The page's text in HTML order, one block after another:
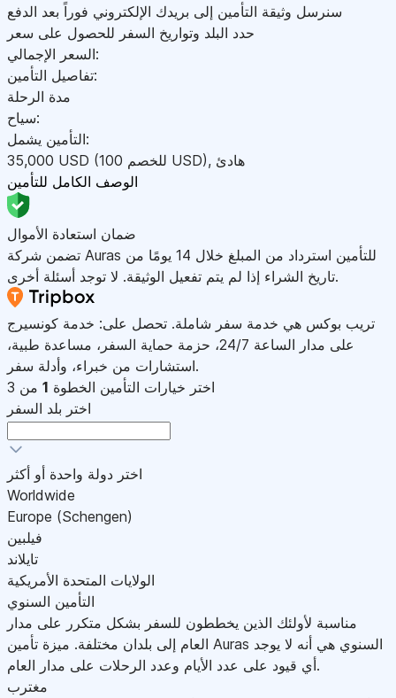
سنرسل وثيقة التأمين إلى بريدك الإلكتروني فوراً بعد الدفع
حدد البلد وتواريخ السفر للحصول على سعر
السعر الإجمالي:
تفاصيل التأمين:
مدة الرحلة
سياح:
التأمين يشمل:
35,000 USD USD), هادئ
الوصف الكامل للتأمين
ضمان استعادة الأموال
تضمن شركة Auras للتأمين استرداد من المبلغ خلال 14 يومًا من
تاريخ الشراء إذا لم يتم تفعيل الوثيقة. لا توجد أسئلة أخرى.
تريب بوكس هي خدمة سفر شاملة. تحصل على: خدمة كونسيرج
على مدار الساعة 24/7، حزمة حماية السفر، مساعدة طبية،
استشارات من خبراء، وأدلة سفر.
اختر خيارات التأمين الخطوة 1 من 3
اختر بلد السفر
اختر دولة واحدة أو أكثر
Worldwide
Europe (Schengen)
فيلبين
تايلاند
الولايات المتحدة الأمريكية
التأمين السنوي
مناسبة لأولئك الذين يخططون للسفر بشكل متكرر على مدار
العام إلى بلدان مختلفة. ميزة تأمين Auras السنوي هي أنه لا يوجد
أي قيود على عدد الأيام وعدد الرحلات على مدار العام.
مغترب